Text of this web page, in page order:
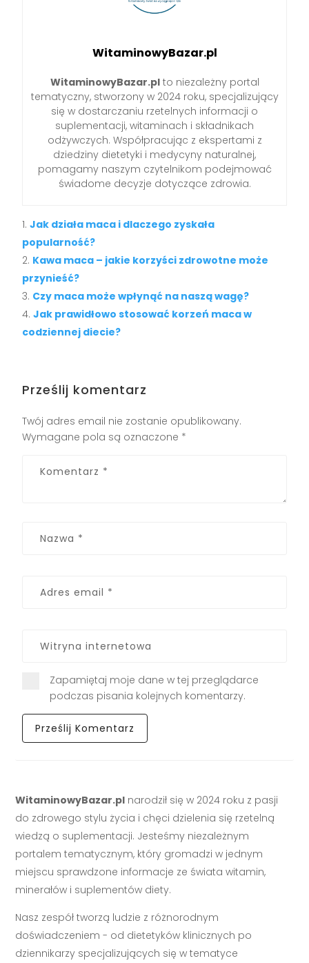
WitaminowyBazar.pl
WitaminowyBazar.plto niezależny portal
tematyczny, stworzony w 2024 roku, specjalizujący
się w dostarczaniu rzetelnych informacji o
suplementacji, witaminach i składnikach
odżywczych. Współpracując z ekspertami z
dziedziny dietetyki i medycyny naturalnej,
pomagamy naszym czytelnikom podejmować
świadome decyzje dotyczące zdrowia.
Jak działa maca i dlaczego zyskała
popularność?
Kawa maca – jakie korzyści zdrowotne może
przynieść?
Czy maca może wpłynąć na naszą wagę?
Jak prawidłowo stosować korzeń maca w
codziennej diecie?
Prześlij komentarz
Twój adres email nie zostanie opublikowany.
Wymagane pola są oznaczone *
Zapamiętaj moje dane w tej przeglądarce
podczas pisania kolejnych komentarzy.
WitaminowyBazar.pl narodził się w 2024 roku z pasji
do zdrowego stylu życia i chęci dzielenia się rzetelną
wiedzą o suplementacji. Jesteśmy niezależnym
portalem tematycznym, który gromadzi w jednym
miejscu sprawdzone informacje ze świata witamin,
minerałów i suplementów diety.
Nasz zespół tworzą ludzie z różnorodnym
doświadczeniem - od dietetyków klinicznych po
dziennikarzy specjalizujących się w tematyce